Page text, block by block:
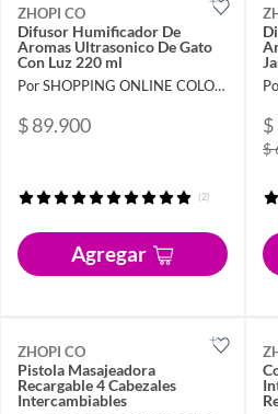
ZHOPI CO
Difusor Humificador De
Aromas Ultrasonico De Gato
Con Luz 220 ml
Por SHOPPING ONLINE COLOMBIA SAS
$ 89.900
(2)
Agregar
$
ZHOPI CO
Pistola Masajeadora
Recargable 4 Cabezales
Intercambiables